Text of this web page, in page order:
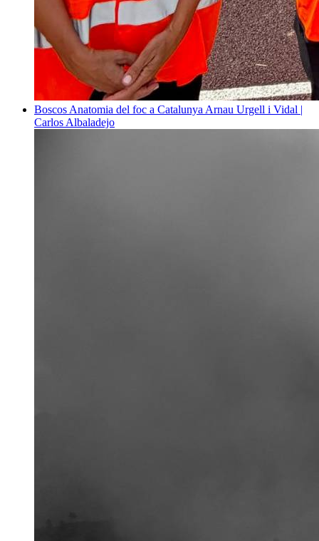
Boscos Anatomia del foc a Catalunya Arnau Urgell i Vidal |
Carlos Albaladejo